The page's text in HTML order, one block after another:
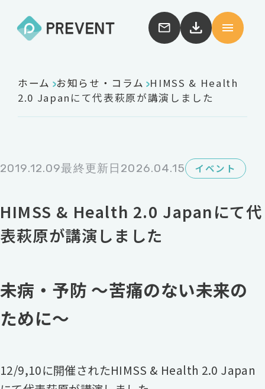
ホーム お知らせ・コラム HIMSS & Health
2.0 Japanにて代表萩原が講演しました
2019.12.09最終更新日2026.04.15 イベント
HIMSS & Health 2.0 Japanにて代
表萩原が講演しました
未病・予防 ～苦痛のない未来の
ために～
12/9,10に開催されたHIMSS & Health 2.0 Japan